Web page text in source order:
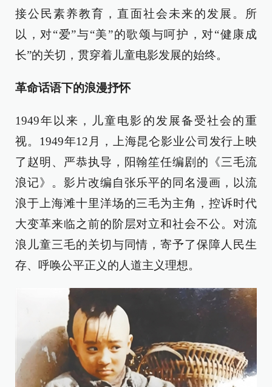
接公民素养教育，直面社会未来的发展。所
以，对“爱”与“美”的歌颂与呵护，对“健康成
长”的关切，贯穿着儿童电影发展的始终。
革命话语下的浪漫抒怀
1949年以来，儿童电影的发展备受社会的重
视。1949年12月，上海昆仑影业公司发行上映
了赵明、严恭执导，阳翰笙任编剧的《三毛流
浪记》。影片改编自张乐平的同名漫画，以流
浪于上海滩十里洋场的三毛为主角，控诉时代
大变革来临之前的阶层对立和社会不公。对流
浪儿童三毛的关切与同情，寄予了保障人民生
存、呼唤公平正义的人道主义理想。